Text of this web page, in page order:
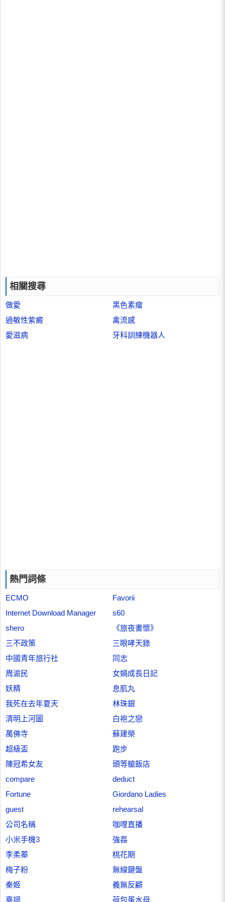
相關搜尋
做愛
黑色素瘤
過敏性紫癜
禽流感
愛滋病
牙科訓練機器人
熱門詞條
ECMO
Favorii
Internet Download Manager
s60
shero
《旅夜書懷》
三不政策
三眼哮天錄
中國青年旅行社
同志
周渝民
女媧成長日記
妖精
息肌丸
我死在去年夏天
林珠銀
清明上河圖
白袍之戀
萬佛寺
蘇建榮
超級盃
跑步
陳冠希女友
頭等艙飯店
compare
deduct
Fortune
Giordano Ladies
guest
rehearsal
公司名稱
咖哩直播
小米手機3
強姦
李柔蓁
桃花期
梅子粉
無線鍵盤
秦姬
義無反顧
臺詞
荷包蛋水母